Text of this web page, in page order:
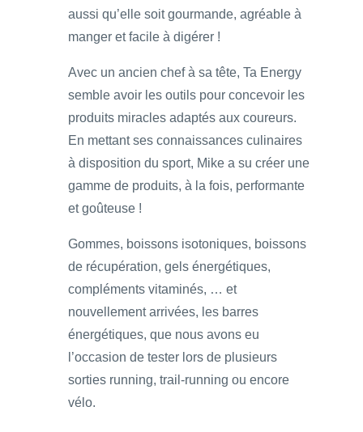
aussi qu’elle soit gourmande, agréable à
manger et facile à digérer !
Avec un ancien chef à sa tête, Ta Energy
semble avoir les outils pour concevoir les
produits miracles adaptés aux coureurs.
En mettant ses connaissances culinaires
à disposition du sport, Mike a su créer une
gamme de produits, à la fois, performante
et goûteuse !
Gommes, boissons isotoniques, boissons
de récupération, gels énergétiques,
compléments vitaminés, … et
nouvellement arrivées, les barres
énergétiques, que nous avons eu
l’occasion de tester lors de plusieurs
sorties running, trail-running ou encore
vélo.